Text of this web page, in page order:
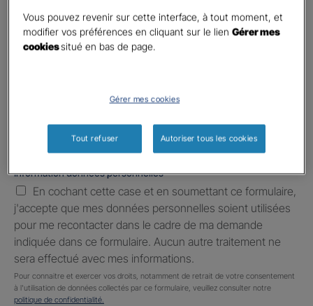
United
States
+1
E-mail*
Informations complémentaires (facultatif)
Information données personnelles*
En cochant cette case et en soumettant ce formulaire,
j'accepte que mes données personnelles soient utilisées
pour me recontacter dans le cadre de ma demande
indiquée dans ce formulaire. Aucun autre traitement ne
sera effectué avec mes informations.
Pour connaitre et exercer vos droits, notamment de retrait de votre consentement
à l'utilisation de données collectés par ce formulaire, veuillez consulter notre
politique de confidentialité.
Vous pouvez revenir sur cette interface, à tout moment, et
modifier vos préférences en cliquant sur le lienGérer mes
cookiessitué en bas de page.
Gérer mes cookies
Tout refuser Autoriser tous les cookies